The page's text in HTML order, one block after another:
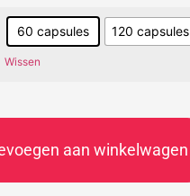
60 capsules 120 capsules
Wissen
aan winkelwagen